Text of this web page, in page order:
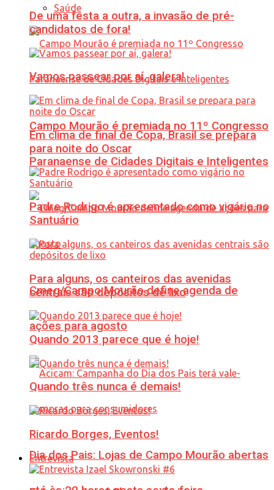
Saúde
Campo Mourão é premiada no 11º Congresso
Paranaense de Cidades Digitais e Inteligentes
Cmeg/Campo Mourão define agenda de
ações para agosto
Dia dos Pais: Lojas de Campo Mourão abertas
De uma festa a outra, a invasão de pré-
candidatos de fora!
Vamos passear por aí, galera!
Em clima de final de Copa, Brasil se prepara
para noite do Oscar
Padre Rodrigo é apresentado como vigário no
Santuário
Para alguns, os canteiros das avenidas
centrais são depósitos de lixo
Quando 2013 parece que é hoje!
Quando três nunca é demais!
Ricardo Borges, Eventos!
Entrevista